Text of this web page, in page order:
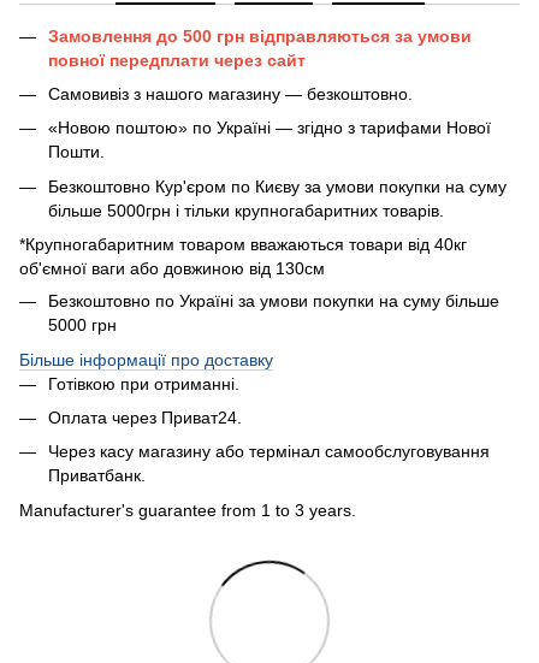
Замовлення до 500 грн відправляються за умови
повної передплати через сайт
Самовивіз з нашого магазину — безкоштовно.
«Новою поштою» по Україні — згідно з тарифами Нової
Пошти.
Безкоштовно Кур'єром по Києву за умови покупки на суму
більше 5000грн і тільки крупногабаритних товарів.
*Крупногабаритним товаром вважаються товари від 40кг
об'ємної ваги або довжиною від 130см
Безкоштовно по Україні за умови покупки на суму більше
5000 грн
Більше інформації про доставку
Готівкою при отриманні.
Оплата через Приват24.
Через касу магазину або термінал самообслуговування
Приватбанк.
Manufacturer's guarantee from 1 to 3 years.